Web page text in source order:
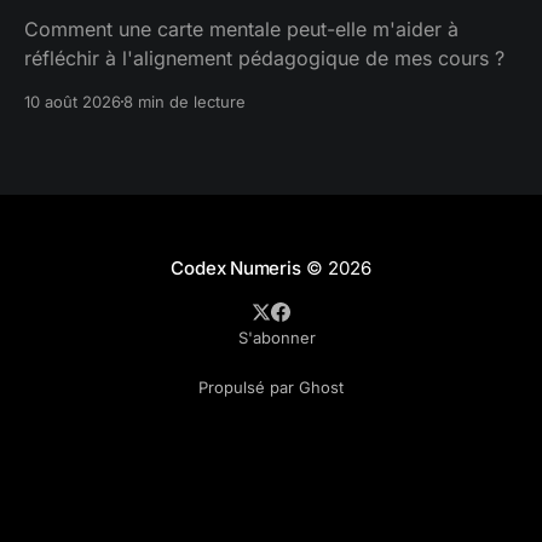
En ligne
Specifications Grading:
La motivation à apprendre en
face à l'IA
Comment une carte mentale peut-elle m'aider à
réfléchir à l'alignement pédagogique de mes cours ?
10 août 20268 min de lecture
Codex Numeris© 2026
S'abonner
Propulsé par Ghost